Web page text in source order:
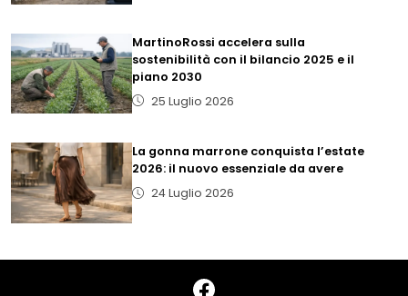
MartinoRossi accelera sulla
sostenibilità con il bilancio 2025 e il
piano 2030
25 Luglio 2026
La gonna marrone conquista l’estate
2026: il nuovo essenziale da avere
24 Luglio 2026